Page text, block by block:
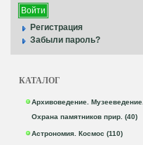
Регистрация
Забыли пароль?
КАТАЛОГ
Архивоведение. Музееведение.
Охрана памятников прир. (40)
Астрономия. Космос (110)